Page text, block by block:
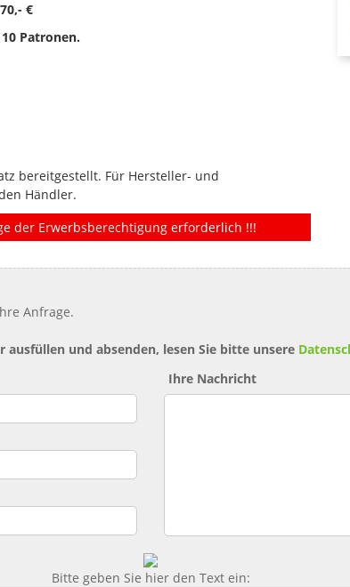
€
Patronen.
bereitgestellt. Für Hersteller- und
Händler.
der Erwerbsberechtigung erforderlich !!!
Anfrage.
ausfüllen und absenden, lesen Sie bitte unsere
Ihre Nachricht
Bitte geben Sie hier den Text ein: